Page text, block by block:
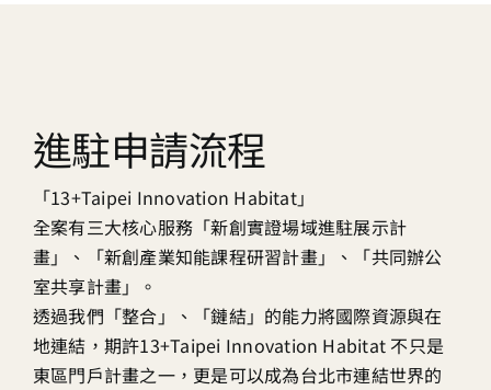
進駐申請流程
「13+Taipei Innovation Habitat」
全案有三大核心服務「新創實證場域進駐展示計
畫」、「新創產業知能課程研習計畫」、「共同辦公
室共享計畫」。
透過我們「整合」、「鏈結」的能力將國際資源與在
地連結，期許13+Taipei Innovation Habitat 不只是
東區門戶計畫之一，更是可以成為台北市連結世界的